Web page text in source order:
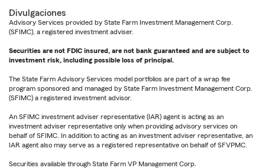
Divulgaciones
Advisory Services provided by State Farm Investment Management Corp.
(SFIMC), a registered investment adviser.
Securities are not FDIC insured, are not bank guaranteed and are subject to
investment risk, including possible loss of principal.
The State Farm Advisory Services model portfolios are part of a wrap fee
program sponsored and managed by State Farm Investment Management Corp.
(SFIMC) a registered investment advisor.
An SFIMC investment adviser representative (IAR) agent is acting as an
investment adviser representative only when providing advisory services on
behalf of SFIMC. In addition to acting as an investment adviser representative, an
IAR agent also may serve as a registered representative on behalf of SFVPMC.
Securities available through State Farm VP Management Corp.